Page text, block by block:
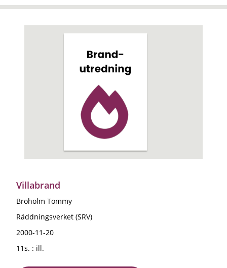
Villabrand
Broholm Tommy
Räddningsverket (SRV)
2000-11-20
11s. : ill.